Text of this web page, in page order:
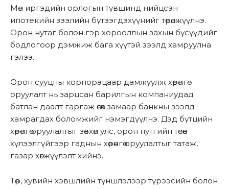
Мөн иргэдийн орлогын түвшинд нийцсэн
ипотекийн зээлийн бүтээгдэхүүнийг төрөлжүүлнэ.
Орон нутаг болон гэр хорооллын захын бүсүүдийг
бодлогоор дэмжиж бага хүүтэй зээлд хамруулна
гэлээ.
Орон сууцны корпорацаар дамжуулж хөрөнгө
оруулалт нь зарцсан барилгын компаниудад
батлан даалт гаргаж өгөх замаар банкны зээлд
хамрагдах боломжийг нэмэгдүүлнэ. Дэд бүтцийн
хөрөнгө оруулалтыг зөвхөн улс, орон нутгийн төсөв
хүлээлгүйгээр гаднын хөрөнгө оруулалтыг татаж,
газар хөгжүүлэлт хийнэ.
Төр, хувийн хэвшлийн түншлэлээр түрээсийн болон